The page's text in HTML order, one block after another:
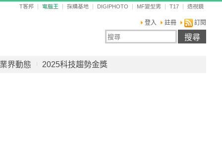
T客邦 電腦王 採購基地 DIGIPHOTO MF變型男 T17 透視鏡
登入 註冊 訂閱
業界動態 2025科技趨勢金獎